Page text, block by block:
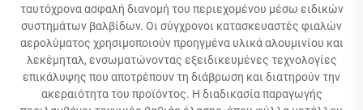
ταυτόχρονα ασφαλή διανομή του περιεχομένου μέσω ειδικών
συστημάτων βαλβίδων. Οι σύγχρονοι κατασκευαστές φιαλών
αερολύματος χρησιμοποιούν προηγμένα υλικά αλουμινίου και
λεκέμηταλ, ενσωματώνοντας εξειδικευμένες τεχνολογίες
επικάλυψης που αποτρέπουν τη διάβρωση και διατηρούν την
ακεραιότητα του προϊόντος. Η διαδικασία παραγωγής